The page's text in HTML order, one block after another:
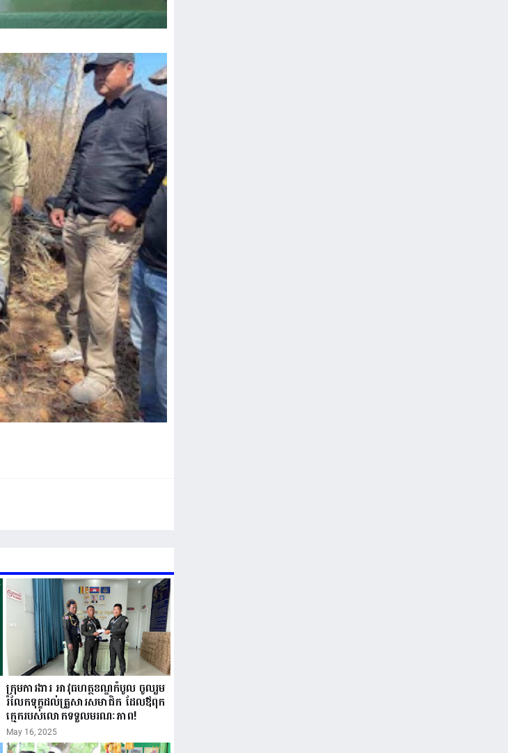
ក្រុមការងារ អាវុធហត្ថខណ្ឌកំបូល ចូលរួម
រំលែកទុក្ខដល់គ្រួសារសមាជិក ដែលឪពុក
ក្មេករបស់លោកទទួលមរណៈភាព!
May 16, 2025